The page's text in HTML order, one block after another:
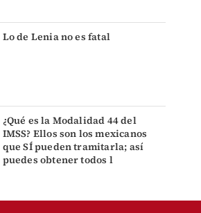
Lo de Lenia no es fatal
¿Qué es la Modalidad 44 del
IMSS? Ellos son los mexicanos
que SÍ pueden tramitarla; así
puedes obtener todos l